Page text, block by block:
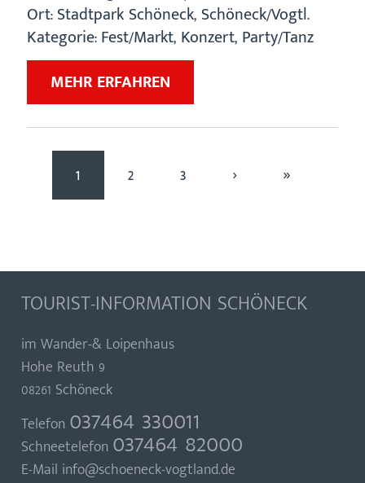
Ort:Stadtpark Schöneck, Schöneck/Vogtl.
Kategorie:Fest/Markt, Konzert, Party/Tanz
ZU
„SCHÖNECKER
HEIMATFEST
2026“
MEHR ERFAHREN
letzte
Seite
vor
Aktive
ist:
Seite
1 Seite
2 Seite
3
TOURIST-INFORMATION SCHÖNECK
im Wander-& Loipenhaus
Hohe Reuth 9
08261 Schöneck
Telefon 037464 330011
Schneetelefon 037464 82000
E-Mail info@schoeneck-vogtland.de